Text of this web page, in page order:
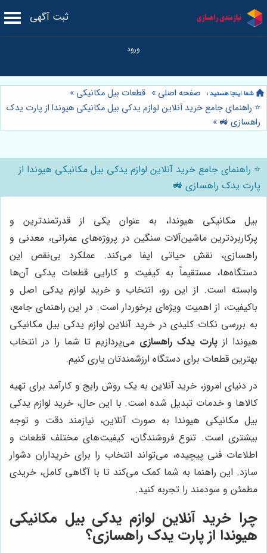
ثبت آگهی
صفحه اصلی » قطعات بیل مکانیکی »
⭐️ راهنمای جامع خرید آنلاین لوازم یدکی بیل مکانیکی هیوندا از پارت یدک
راهسازی 🚜 »
⭐️ راهنمای جامع خرید آنلاین لوازم یدکی بیل مکانیکی هیوندا از
پارت یدک راهسازی 🚜
بیل مکانیکی هیوندا، به عنوان یکی از قدرتمندترین و
پرکاربردترین ماشین‌آلات سنگین در پروژه‌های عمرانی، معدنی و
راهسازی، نقش حیاتی ایفا می‌کند. عملکرد بی‌نقص این
دستگاه‌ها، مستقیماً به کیفیت و کارایی قطعات یدکی آن‌ها
وابسته است. از این رو، انتخاب و خرید لوازم یدکی اصل و
باکیفیت، از اهمیت ویژه‌ای برخوردار است. در این راهنمای جامع،
به بررسی نکات کلیدی در خرید آنلاین لوازم یدکی بیل مکانیکی
هیوندا از پارت یدک راهسازی می‌پردازیم تا شما را در انتخاب
بهترین قطعات برای دستگاه ارزشمندتان یاری کنیم.
در دنیای امروز، خرید آنلاین به یک روش رایج و کارآمد برای تهیه
کالاها و خدمات تبدیل شده است. با این حال، خرید لوازم یدکی
بیل مکانیکی هیوندا به صورت آنلاین، نیازمند دقت و توجه
بیشتری است. تنوع فروشندگان، کیفیت‌های مختلف قطعات و
اطلاعات فنی پیچیده، می‌تواند انتخاب را برای خریداران دشوار
سازد. این راهنما به شما کمک می‌کند تا با آگاهی کامل، خریدی
مطمئن و سودمند را تجربه کنید.
چرا خرید آنلاین لوازم یدکی بیل مکانیکی
هیوندا از پارت یدک راهسازی؟